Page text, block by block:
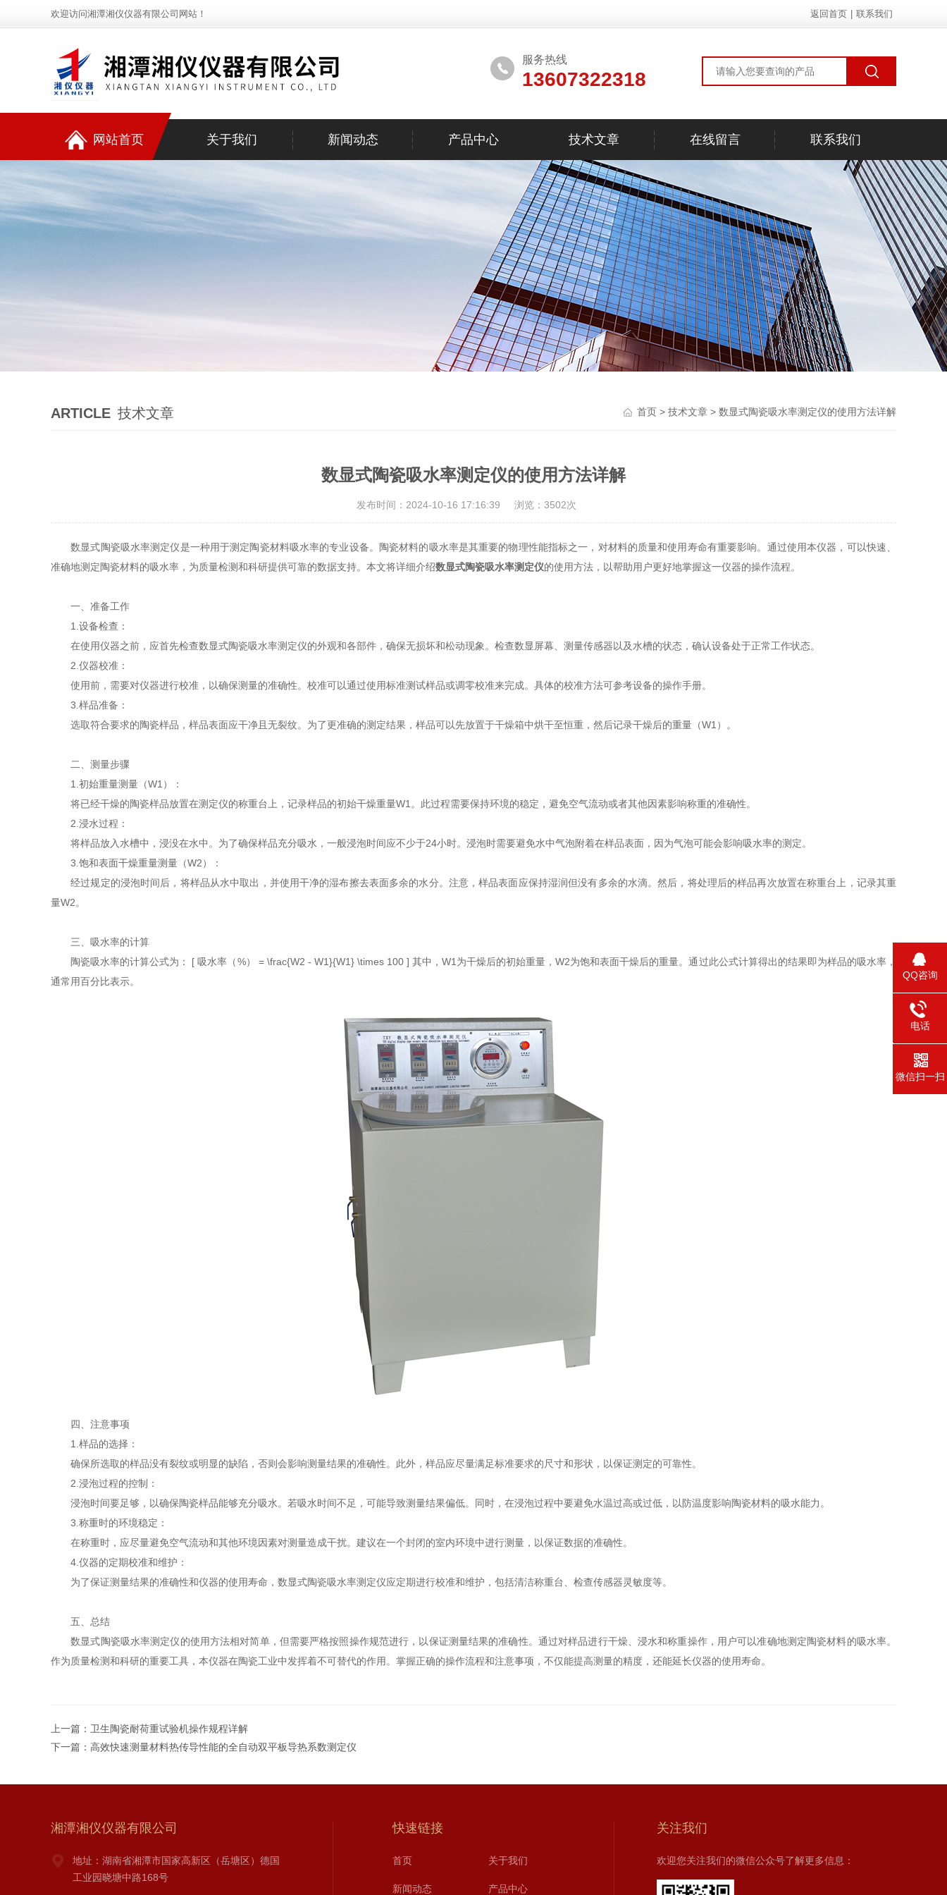
欢迎访问湘潭湘仪仪器有限公司网站！ 返回首页 联系我们
服务热线
13607322318
网站首页 关于我们 新闻动态 产品中心 技术文章 在线留言 联系我们
ARTICLE 技术文章 首页 > 技术文章 > 数显式陶瓷吸水率测定仪的使用方法详解
数显式陶瓷吸水率测定仪的使用方法详解
发布时间：2024-10-16 17:16:39 浏览：3502次
数显式陶瓷吸水率测定仪是一种用于测定陶瓷材料吸水率的专业设备。陶瓷材料的吸水率是其重要的物理性能指标之一，对材料的质量和使用寿命有重要影响。通过使用本仪器，可以快速、
准确地测定陶瓷材料的吸水率，为质量检测和科研提供可靠的数据支持。本文将详细介绍数显式陶瓷吸水率测定仪的使用方法，以帮助用户更好地掌握这一仪器的操作流程。
一、准备工作
1.设备检查：
在使用仪器之前，应首先检查数显式陶瓷吸水率测定仪的外观和各部件，确保无损坏和松动现象。检查数显屏幕、测量传感器以及水槽的状态，确认设备处于正常工作状态。
2.仪器校准：
使用前，需要对仪器进行校准，以确保测量的准确性。校准可以通过使用标准测试样品或调零校准来完成。具体的校准方法可参考设备的操作手册。
3.样品准备：
选取符合要求的陶瓷样品，样品表面应干净且无裂纹。为了更准确的测定结果，样品可以先放置于干燥箱中烘干至恒重，然后记录干燥后的重量（W1）。
二、测量步骤
1.初始重量测量（W1）：
将已经干燥的陶瓷样品放置在测定仪的称重台上，记录样品的初始干燥重量W1。此过程需要保持环境的稳定，避免空气流动或者其他因素影响称重的准确性。
2.浸水过程：
将样品放入水槽中，浸没在水中。为了确保样品充分吸水，一般浸泡时间应不少于24小时。浸泡时需要避免水中气泡附着在样品表面，因为气泡可能会影响吸水率的测定。
3.饱和表面干燥重量测量（W2）：
经过规定的浸泡时间后，将样品从水中取出，并使用干净的湿布擦去表面多余的水分。注意，样品表面应保持湿润但没有多余的水滴。然后，将处理后的样品再次放置在称重台上，记录其重
量W2。
三、吸水率的计算
陶瓷吸水率的计算公式为： [ 吸水率（%） = \frac{W2 - W1}{W1} \times 100 ] 其中，W1为干燥后的初始重量，W2为饱和表面干燥后的重量。通过此公式计算得出的结果即为样品的吸水率，
通常用百分比表示。
四、注意事项
1.样品的选择：
确保所选取的样品没有裂纹或明显的缺陷，否则会影响测量结果的准确性。此外，样品应尽量满足标准要求的尺寸和形状，以保证测定的可靠性。
2.浸泡过程的控制：
浸泡时间要足够，以确保陶瓷样品能够充分吸水。若吸水时间不足，可能导致测量结果偏低。同时，在浸泡过程中要避免水温过高或过低，以防温度影响陶瓷材料的吸水能力。
3.称重时的环境稳定：
在称重时，应尽量避免空气流动和其他环境因素对测量造成干扰。建议在一个封闭的室内环境中进行测量，以保证数据的准确性。
4.仪器的定期校准和维护：
为了保证测量结果的准确性和仪器的使用寿命，数显式陶瓷吸水率测定仪应定期进行校准和维护，包括清洁称重台、检查传感器灵敏度等。
五、总结
数显式陶瓷吸水率测定仪的使用方法相对简单，但需要严格按照操作规范进行，以保证测量结果的准确性。通过对样品进行干燥、浸水和称重操作，用户可以准确地测定陶瓷材料的吸水率。
作为质量检测和科研的重要工具，本仪器在陶瓷工业中发挥着不可替代的作用。掌握正确的操作流程和注意事项，不仅能提高测量的精度，还能延长仪器的使用寿命。
上一篇： 卫生陶瓷耐荷重试验机操作规程详解
下一篇： 高效快速测量材料热传导性能的全自动双平板导热系数测定仪
湘潭湘仪仪器有限公司
地址：湖南省湘潭市国家高新区（岳塘区）德国
工业园晓塘中路168号
快速链接
首页 关于我们
新闻动态 产品中心
关注我们
欢迎您关注我们的微信公众号了解更多信息：
QQ咨询
电话
微信扫一扫